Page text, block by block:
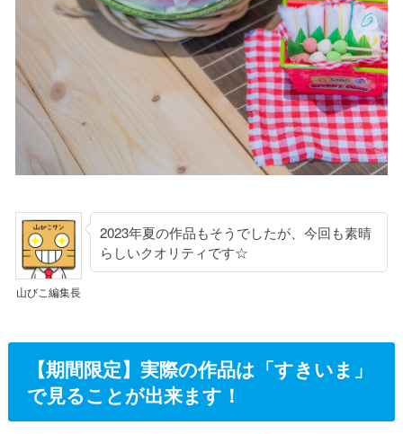
山びこ編集長
2023年夏の作品もそうでしたが、今回も素晴
らしいクオリティです☆
【期間限定】実際の作品は「すきいま」
で見ることが出来ます！